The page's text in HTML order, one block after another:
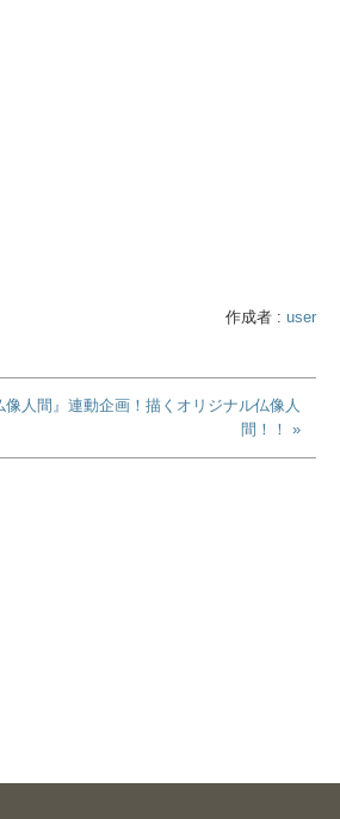
作成者 : user
人間』連動企画！描くオリジナル仏像人
間！！ »